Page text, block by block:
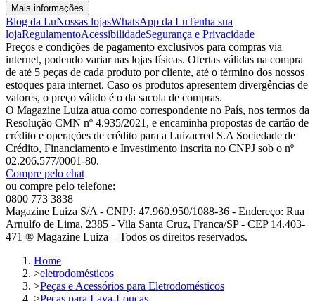
Mais informações
Blog da LuNossas lojasWhatsApp da LuTenha sua
lojaRegulamentoAcessibilidadeSegurança e Privacidade
Preços e condições de pagamento exclusivos para compras via
internet, podendo variar nas lojas físicas. Ofertas válidas na compra
de até 5 peças de cada produto por cliente, até o término dos nossos
estoques para internet. Caso os produtos apresentem divergências de
valores, o preço válido é o da sacola de compras.
O Magazine Luiza atua como correspondente no País, nos termos da
Resolução CMN nº 4.935/2021, e encaminha propostas de cartão de
crédito e operações de crédito para a Luizacred S.A Sociedade de
Crédito, Financiamento e Investimento inscrita no CNPJ sob o nº
02.206.577/0001-80.
Compre pelo chat
ou compre pelo telefone:
0800 773 3838
Magazine Luiza S/A - CNPJ: 47.960.950/1088-36 - Endereço: Rua
Arnulfo de Lima, 2385 - Vila Santa Cruz, Franca/SP - CEP 14.403-
471 ® Magazine Luiza – Todos os direitos reservados.
Home
>eletrodomésticos
>Peças e Acessórios para Eletrodomésticos